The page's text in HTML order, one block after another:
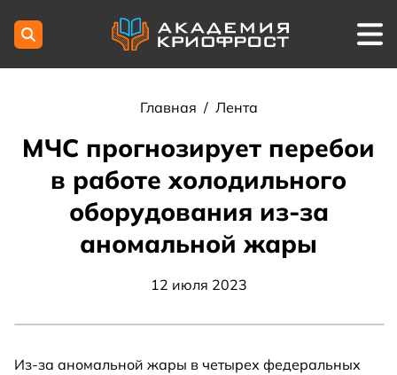
Главная / Лента
МЧС прогнозирует перебои
в работе холодильного
оборудования из-за
аномальной жары
12 июля 2023
Из-за аномальной жары в четырех федеральных